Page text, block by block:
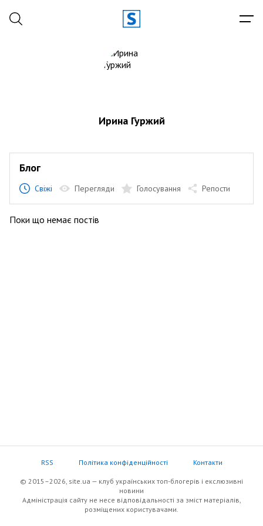
Ирина Гуржий
Блог
Свіжі Перегляди Голосування Репости
Поки що немає постів
RSS Політика конфіденційності Контакти
© 2015–2026, site.ua — клуб українських топ-блогерів i екслюзивнi
новини
Адміністрація сайту не несе відповідальності за зміст матеріалів,
розміщених користувачами.